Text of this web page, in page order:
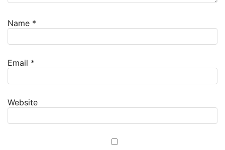
Name *
Email *
Website